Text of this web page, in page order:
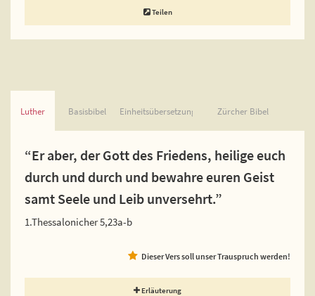
Teilen
Luther Basisbibel Einheitsübersetzung Zürcher Bibel
“Er aber, der Gott des Friedens, heilige euch
durch und durch und bewahre euren Geist
samt Seele und Leib unversehrt.”
1.Thessalonicher 5,23a-b
Dieser Vers soll unser Trauspruch werden!
Erläuterung